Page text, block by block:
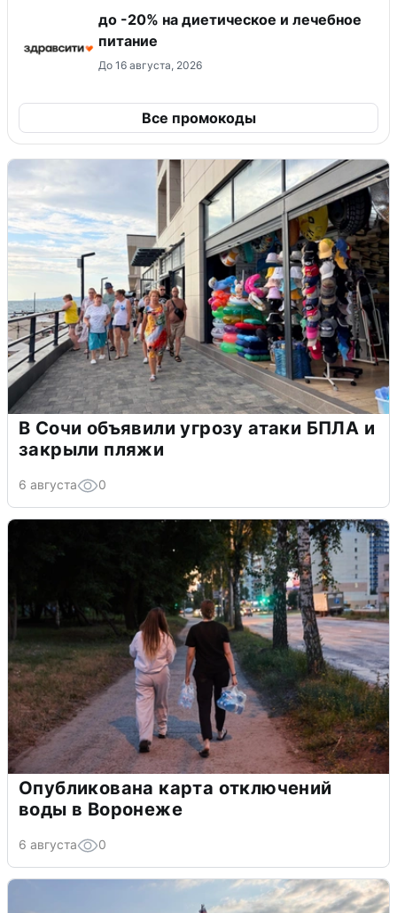
до -20% на диетическое и лечебное
питание
До 16 августа, 2026
Все промокоды
В Сочи объявили угрозу атаки БПЛА и
закрыли пляжи
6 августа 0
Опубликована карта отключений
воды в Воронеже
6 августа 0